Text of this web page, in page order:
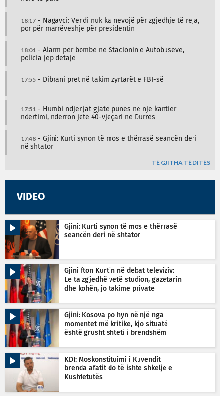
18:17 - Nagavci: Vendi nuk ka nevojë për zgjedhje të reja,
por për marrëveshje për presidentin
18:04 - Alarm për bombë në Stacionin e Autobusëve,
policia jep detaje
17:55 - Dibrani pret në takim zyrtarët e FBI-së
17:51 - Humbi ndjenjat gjatë punës në një kantier
ndërtimi, ndërron jetë 40-vjeçari në Durrës
17:48 - Gjini: Kurti synon të mos e thërrasë seancën deri
në shtator
TË GJITHA TË DITËS
VIDEO
Gjini: Kurti synon të mos e thërrasë
seancën deri në shtator
Gjini fton Kurtin në debat televiziv:
Le ta zgjedhë vetë studion, gazetarin
dhe kohën, jo takime private
Gjini: Kosova po hyn në një nga
momentet më kritike, kjo situatë
është grusht shteti i brendshëm
KDI: Moskonstituimi i Kuvendit
brenda afatit do të ishte shkelje e
Kushtetutës